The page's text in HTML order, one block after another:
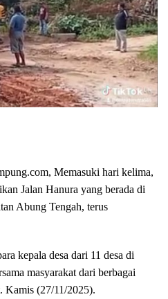
Memasuki hari kelima,
Jalan Hanura yang berada di
Abung Tengah, terus
kepala desa dari 11 desa di
masyarakat dari berbagai
Kamis (27/11/2025).